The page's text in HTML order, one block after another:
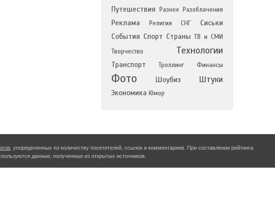
Путешествия
Разное Разоблачения
Реклама Религия СНГ
Сиськи
События Спорт Страны ТВ и СМИ
Творчество
Технологии
Транспорт Троллинг Финансы
Фото Шоубиз Штуки
Экономика Юмор
, упорядоченных по количеству посетителей, ссылок и комментариев. При составлении рейтинга
данные, полученные из открытых источников.